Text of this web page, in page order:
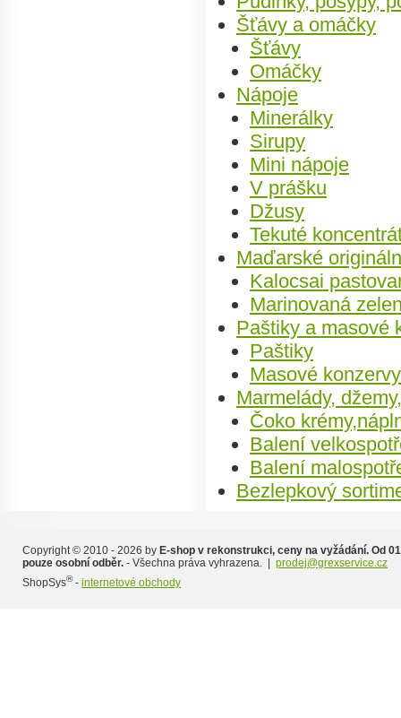
Šťávy a omáčky
Šťávy
Omáčky
Nápoje
Minerálky
Sirupy
Mini nápoje
V prášku
Džusy
Tekuté
Maďarské
Kalocsai
Marinovaná
Paštiky a masové
Paštiky
Masové konzervy
Marmelády,
Čoko
Balení
Balení
Bezlepkový
Copyright © 2010 - 2026 by E-shop v rekonstrukci, ceny na vyžádání. Od
pouze osobní odběr. - Všechna práva vyhrazena. | prodej@grexservice.cz
ShopSys®- internetové obchody